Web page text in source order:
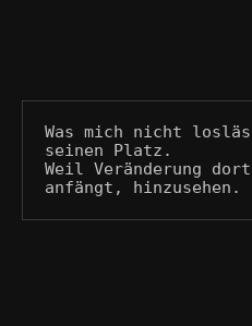
Was mich nicht
seinen Platz.
Weil Veränderung
anfängt, hinzusehen.